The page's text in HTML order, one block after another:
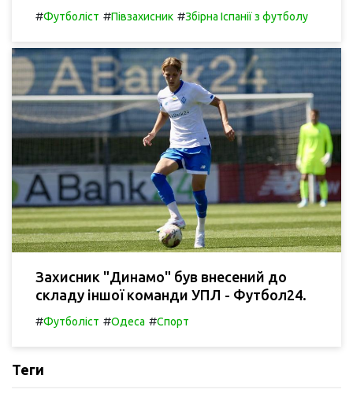
#Футболіст #Півзахисник #Збірна Іспанії з футболу
Захисник "Динамо" був внесений до
складу іншої команди УПЛ - Футбол24.
#Футболіст #Одеса #Спорт
Теги